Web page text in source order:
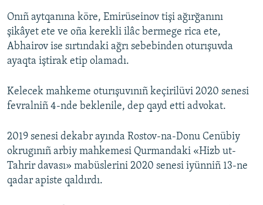
Onıñ aytqanına köre, Emirüseinov tişi ağırğanını
şikâyet ete ve oña kerekli ilâc bermege rica ete,
Abhairov ise sırtındaki ağrı sebebinden oturışuvda
ayaqta iştirak etip olamadı.
Kelecek mahkeme oturışuvınıñ keçirilüvi 2020 senesi
fevralniñ 4-nde beklenile, dep qayd etti advokat.
2019 senesi dekabr ayında Rostov-na-Donu Cenübiy
okrugınıñ arbiy mahkemesi Qurmandaki «Hizb ut-
Tahrir davası» mabüslerini 2020 senesi iyünniñ 13-ne
qadar apiste qaldırdı.